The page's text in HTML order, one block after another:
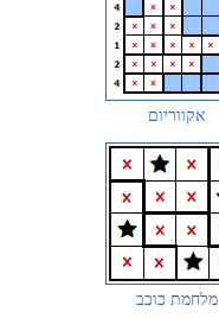
אקווריום
מלחמת כוכב